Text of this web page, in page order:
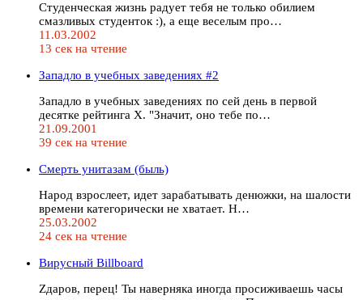
Студенческая жизнь радует тебя не только обилием
смазливых студенток :), а еще веселым про…
11.03.2002
13 сек на чтение
Западло в учебных заведениях #2
Западло в учебных заведениях по сей день в первой
десятке рейтинга Х. "Значит, оно тебе по…
21.09.2001
39 сек на чтение
Смерть унитазам (быль)
Народ взрослеет, идет зарабатывать денюжки, на шалости
времени категорически не хватает. Н…
25.03.2002
24 сек на чтение
Вирусный Billboard
Zдаров, перец! Ты наверняка иногда просиживаешь часы